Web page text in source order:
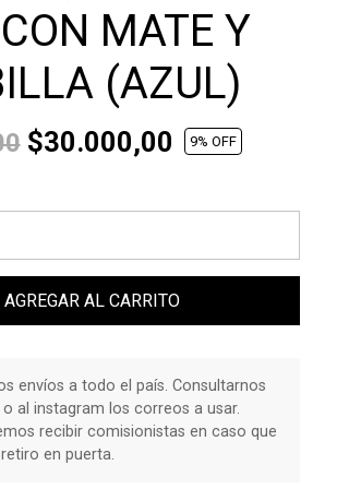
MATE Y
(AZUL)
$30.000,00 9% OFF
AGREGAR AL CARRITO
envíos a todo el país. Consultarnos
al instagram los correos a usar.
recibir comisionistas en caso que
en puerta.